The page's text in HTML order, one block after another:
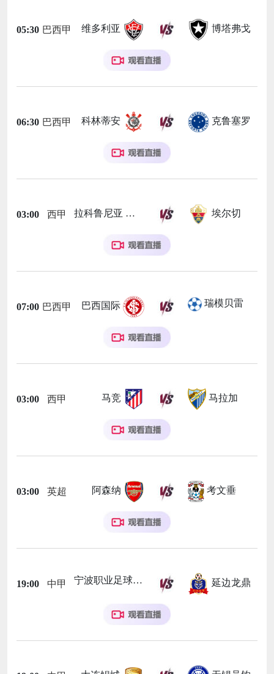
05:30 巴西甲 维多利亚 博塔弗戈
06:30 巴西甲 科林蒂安 克鲁塞罗
03:00 西甲 拉科鲁尼亚 埃尔切
07:00 巴西甲 巴西国际 瑞模贝雷
03:00 西甲 马竞 马拉加
03:00 英超 阿森纳 考文垂
19:00 中甲 宁波职业足球俱乐部 延边龙鼎